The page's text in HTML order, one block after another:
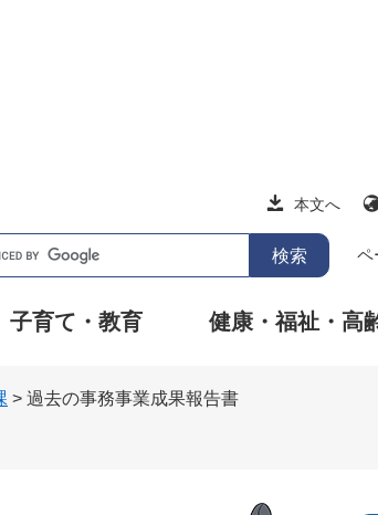
本文へ
ペ
子育て・教育 健康・福祉・高
> 過去の事務事業成果報告書